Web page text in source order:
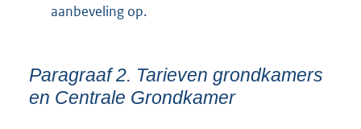
aanbeveling op.
Paragraaf 2. Tarieven grondkamers
en Centrale Grondkamer